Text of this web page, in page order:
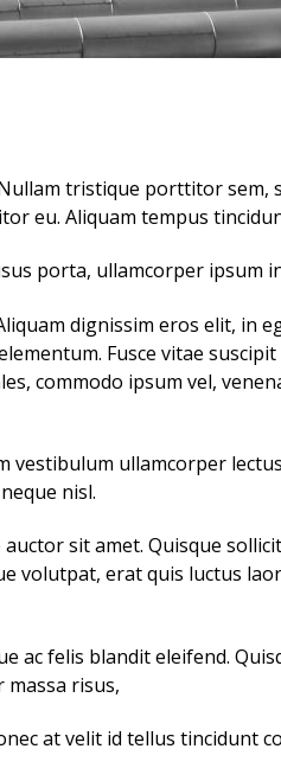
tristique porttitor sem,
eu. Aliquam tempus
porta, ullamcorper ipsum
dignissim eros elit, in
Fusce vitae
commodo ipsum vel,
vestibulum ullamcorper
nisl.
sit amet. Quisque
volutpat, erat quis luctus
ac felis blandit eleifend.
risus,
at velit id tellus tincidunt